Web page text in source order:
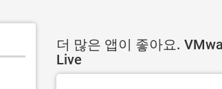
더 많은 앱이 좋아요.
Live